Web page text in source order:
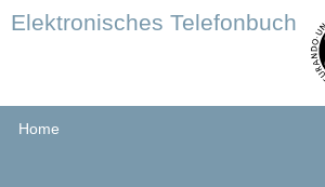
Elektronisches Telefonbuch
Home